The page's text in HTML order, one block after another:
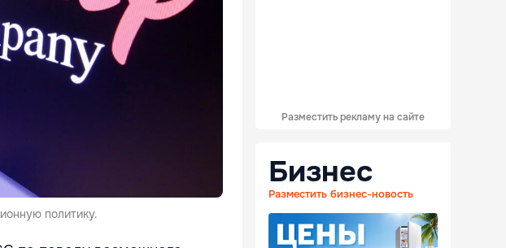
политику.
Разместить рекламу на сайте
Бизнес
Разместить бизнес-новость